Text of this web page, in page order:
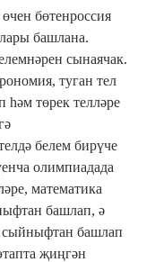
бөтенроссия
башлана.
сынаячак.
туган тел
һәм төрек телләре
белем бирүче
олимпиадада
математика
башлап, ә
сыйныфтан башлап
җиңгән